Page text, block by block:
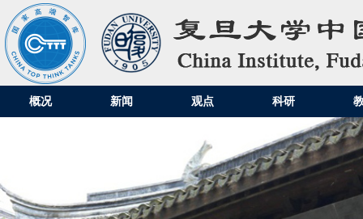
概况 新闻 观点 科研